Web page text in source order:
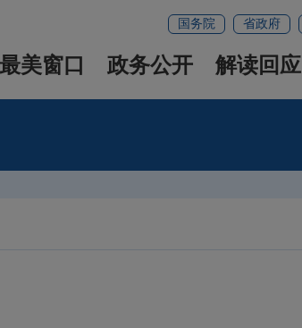
国务院 省政府
最美窗口 政务公开 解读回应